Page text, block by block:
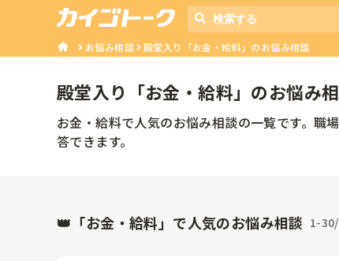
お悩み相談 殿堂入り「お金・給料」のお悩み相談
殿堂入り「お金・給料」のお悩み
お金・給料で人気のお悩み相談の一覧です。職
答できます。
👑「お金・給料」で人気のお悩み相談 1-